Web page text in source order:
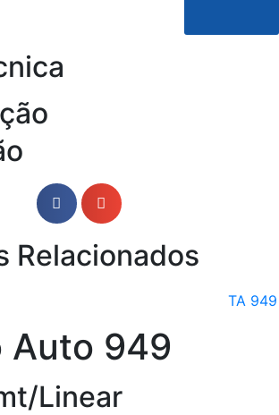
Relacionados
Auto 949
Linear